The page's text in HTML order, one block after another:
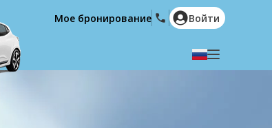
Мое бронирование Войти